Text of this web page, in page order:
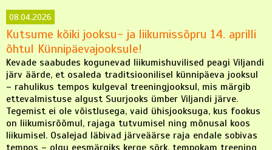
08.04.2026
Kutsume kõiki jooksu- ja liikumissõpru 14. aprilli
õhtul Künnipäevajooksule!
Kevade saabudes kogunevad liikumishuvilised peagi Viljandi
järv äärde, et osaleda traditsioonilisel künnipäeva jooksul
– rahulikus tempos kulgeval treeningjooksul, mis märgib
ettevalmistuse algust Suurjooks ümber Viljandi järve.
Tegemist ei ole võistlusega, vaid ühisjooksuga, kus fookus
on liikumisrõõmul, rajaga tutvumisel ning mõnusal koos
liikumisel. Osalejad läbivad järveäärse raja endale sobivas
tempos – olgu eesmärgiks kerge sörk, tempokam treening